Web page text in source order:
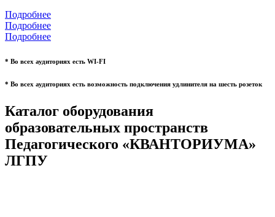
Подробнее
Подробнее
Подробнее
* Во всех аудиториях есть WI-FI
* Во всех аудиториях есть возможность подключения удлинителя на шесть розеток
Каталог оборудования
образовательных пространств
Педагогического «КВАНТОРИУМА»
ЛГПУ